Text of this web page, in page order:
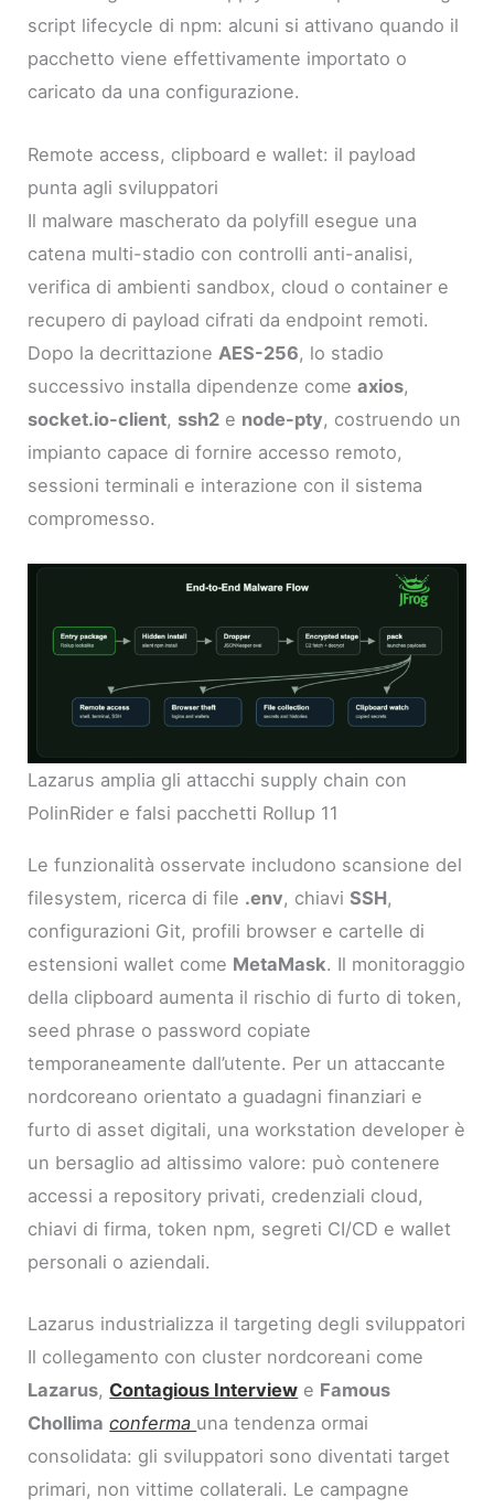
script lifecycle di npm: alcuni si attivano quando il
pacchetto viene effettivamente importato o
caricato da una configurazione.
Remote access, clipboard e wallet: il payload
punta agli sviluppatori
Il malware mascherato da polyfill esegue una
catena multi-stadio con controlli anti-analisi,
verifica di ambienti sandbox, cloud o container e
recupero di payload cifrati da endpoint remoti.
Dopo la decrittazione AES-256, lo stadio
successivo installa dipendenze comeaxios,
socket.io-client, ssh2 e node-pty, costruendo un
impianto capace di fornire accesso remoto,
sessioni terminali e interazione con il sistema
compromesso.
Lazarus amplia gli attacchi supply chain con
PolinRider e falsi pacchetti Rollup 11
Le funzionalità osservate includono scansione del
filesystem, ricerca di file .env, chiaviSSH,
configurazioni Git, profili browser e cartelle di
estensioni wallet come MetaMask. Il monitoraggio
della clipboard aumenta il rischio di furto di token,
seed phrase o password copiate
temporaneamente dall’utente. Per un attaccante
nordcoreano orientato a guadagni finanziari e
furto di asset digitali, una workstation developer è
un bersaglio ad altissimo valore: può contenere
accessi a repository privati, credenziali cloud,
chiavi di firma, token npm, segreti CI/CD e wallet
personali o aziendali.
Lazarus industrializza il targeting degli sviluppatori
Il collegamento con cluster nordcoreani come
Lazarus,Contagious Interview e Famous
Chollima conferma una tendenza ormai
consolidata: gli sviluppatori sono diventati target
primari, non vittime collaterali. Le campagne